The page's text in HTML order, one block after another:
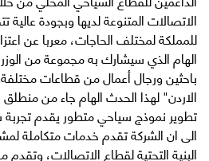
الاتصالات المتنوعة لديها وبجودة عالية
للمملكة لمختلف الحاجات، معربا عن
الهام الذي سيشارك به مجموعة من
الاردن" لهذا الحدث الهام جاء من
تطوير نموذج سياحي متطور يقدم تجربة
الى ان الشركة تقدم خدمات متكاملة
البنية التحتية لقطاع الاتصالات،